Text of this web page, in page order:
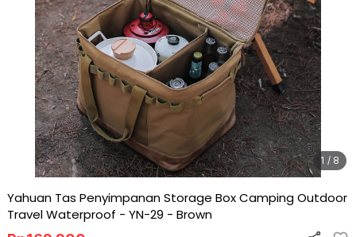
1 / 8
Yahuan Tas Penyimpanan Storage Box Camping Outdoor
Travel Waterproof - YN-29 - Brown